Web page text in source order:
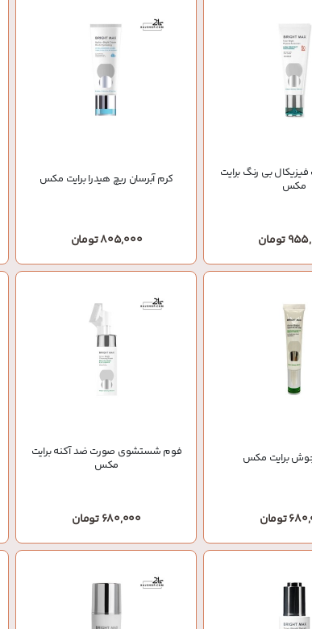
بی رنگ برایت
مکس
تومان
کرم آبرسان ریچ هیدرا برایت مکس
805,000 تومان
برایت مکس
تومان
فوم شستشوی صورت ضد آکنه برایت
مکس
680,000 تومان